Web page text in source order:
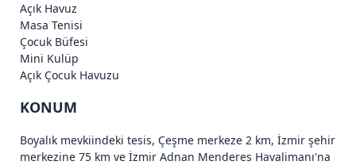
Açık Havuz
Masa Tenisi
Çocuk Büfesi
Mini Kulüp
Açık Çocuk Havuzu
KONUM
Boyalık mevkiindeki tesis, Çeşme merkeze 2 km, İzmir şehir
merkezine 75 km ve İzmir Adnan Menderes Havalimanı'na